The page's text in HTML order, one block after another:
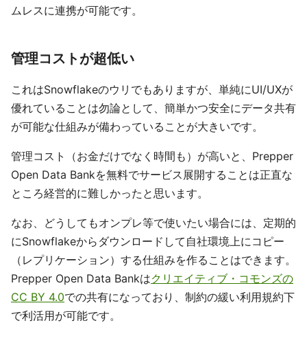
ムレスに連携が可能です。
管理コストが超低い
これはSnowflakeのウリでもありますが、単純にUI/UXが
優れていることは勿論として、簡単かつ安全にデータ共有
が可能な仕組みが備わっていることが大きいです。
管理コスト（お金だけでなく時間も）が高いと、Prepper
Open Data Bankを無料でサービス展開することは正直な
ところ経営的に難しかったと思います。
なお、どうしてもオンプレ等で使いたい場合には、定期的
にSnowflakeからダウンロードして自社環境上にコピー
（レプリケーション）する仕組みを作ることはできます。
Prepper Open Data Bankはクリエイティブ・コモンズの
CC BY 4.0での共有になっており、制約の緩い利用規約下
で利活用が可能です。